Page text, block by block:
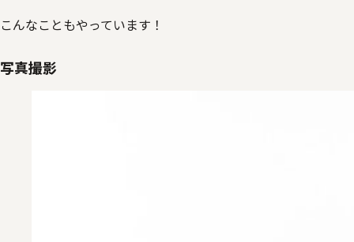
こんなこともやっています！
写真撮影